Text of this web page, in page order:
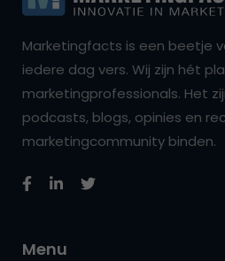
Marketingfacts is een beetje
iedere dag vers. Wij zijn hét
marketingprofessionals. Het
podcasts, blogs, opinies en
marketingcommunity binden.
Menu